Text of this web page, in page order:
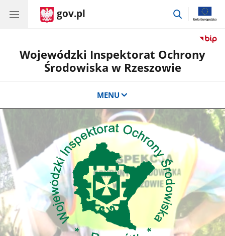
gov.pl
przejdź
Wojewódzki Inspektorat Ochrony
Środowiska w Rzeszowie
MENU